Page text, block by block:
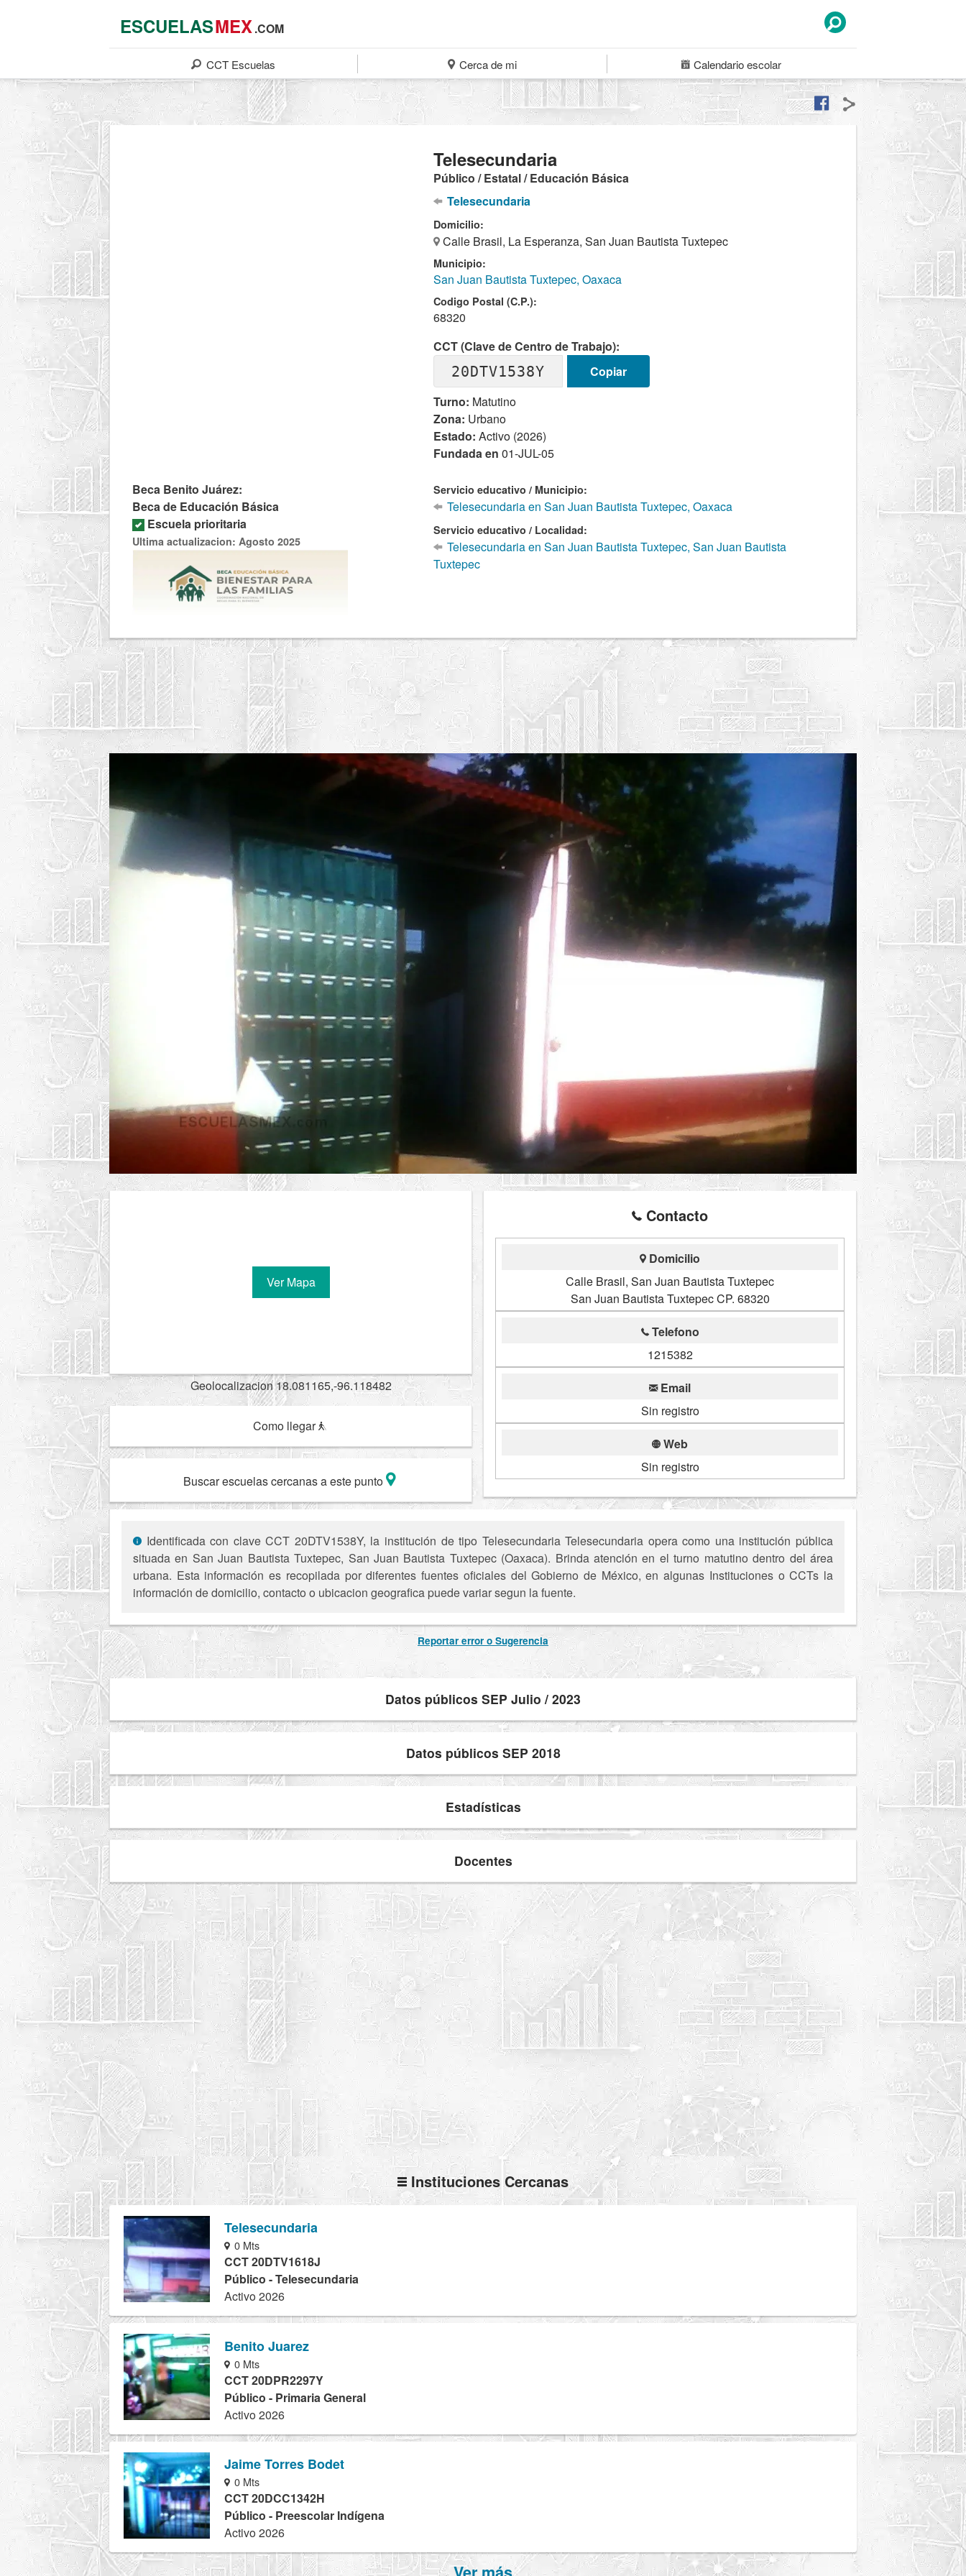
ESCUELASMEX.COM
CCT Escuelas Cerca de mi Calendarioescolar
Telesecundaria
Público / Estatal / Educación Básica
Telesecundaria
Domicilio:
Calle Brasil, La Esperanza, San Juan Bautista Tuxtepec
Municipio:
San Juan Bautista Tuxtepec, Oaxaca
Codigo Postal (C.P.):
68320
CCT (Clave de Centro de Trabajo):
20DTV1538Y
Copiar
Turno: Matutino
Zona: Urbano
Estado: Activo (2026)
Fundada en01-JUL-05
Beca Benito Juárez:
Beca de Educación Básica
Escuela prioritaria
Ultima actualizacion: Agosto 2025
Servicio educativo / Municipio:
Telesecundaria en San Juan Bautista Tuxtepec, Oaxaca
Servicio educativo / Localidad:
Telesecundaria en San Juan Bautista Tuxtepec, San Juan Bautista
Tuxtepec
Ver Mapa
Geolocalizacion 18.081165,-96.118482
Como llegar
Buscar escuelas cercanas a este punto
Contacto
Domicilio
Calle Brasil, San Juan Bautista Tuxtepec
San Juan Bautista Tuxtepec CP. 68320
Telefono
1215382
Email
Sin registro
Web
Sin registro
Identificada con clave CCT 20DTV1538Y, la institución de tipo Telesecundaria Telesecundaria opera como una institución pública
situada en San Juan Bautista Tuxtepec, San Juan Bautista Tuxtepec (Oaxaca). Brinda atención en el turno matutino dentro del área
urbana. Esta información es recopilada por diferentes fuentes oficiales del Gobierno de México, en algunas Instituciones o CCTs la
información de domicilio, contacto o ubicacion geografica puede variar segun la fuente.
Reportar error o Sugerencia
Datos públicos SEP Julio / 2023
Datos públicos SEP 2018
Estadísticas
Docentes
Instituciones Cercanas
Telesecundaria
0 Mts
CCT 20DTV1618J
Público - Telesecundaria
Activo 2026
Benito Juarez
0 Mts
CCT 20DPR2297Y
Público - Primaria General
Activo 2026
Jaime Torres Bodet
0 Mts
CCT 20DCC1342H
Público - Preescolar Indígena
Activo 2026